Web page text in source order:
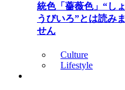
統色「薔薇色」“しょ
うびいろ”とは読みま
せん
Culture
Lifestyle